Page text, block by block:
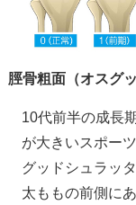
脛骨粗面（オスグ
10代前半の成長
が大きいスポー
グッドシュラッ
太ももの前側に